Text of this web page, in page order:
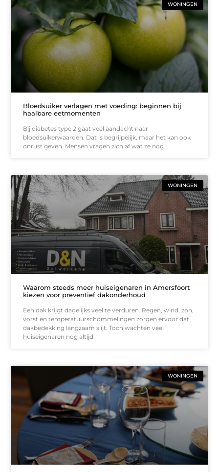
WONINGEN
Bloedsuiker verlagen met voeding: beginnen bij
haalbare eetmomenten
Bij diabetes type 2 gaat veel aandacht naar
bloedsuikerwaarden. Dat is begrijpelijk, maar het kan ook
onrust geven. Mensen vragen zich af wat ze nog
WONINGEN
Waarom steeds meer huiseigenaren in Amersfoort
kiezen voor preventief dakonderhoud
Een dak krijgt dagelijks veel te verduren. Regen, wind, zon,
vorst en temperatuurschommelingen zorgen ervoor dat
dakbedekking langzaam slijt. Toch wachten veel
huiseigenaren nog altijd
WONINGEN